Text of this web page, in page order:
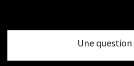
Une question